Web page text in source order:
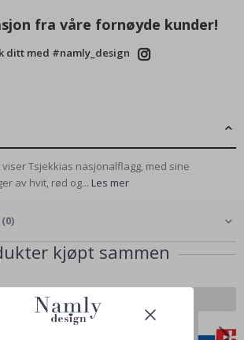
fra våre fornøyde kunder!
ditt med #namly_design
Tsjekkias nasjonalflagg, med sine
av hvit, rød og... Les mer
(0)
kjøpt sammen